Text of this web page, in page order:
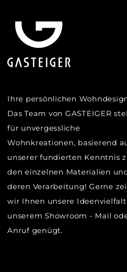
Ihre persönlichen
Das Team von GASTEIGER
für unvergessliche
Wohnkreationen, basierend
unserer fundierten Kenntnis
den einzelnen Materialien
deren Verarbeitung! Gerne
wir Ihnen unsere
unserem Showroom - Mail
Anruf genügt.